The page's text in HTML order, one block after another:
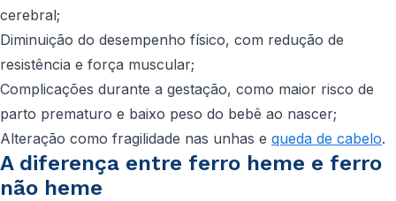
cerebral;
Diminuição do desempenho físico, com redução de
resistência e força muscular;
Complicações durante a gestação, como maior risco de
parto prematuro e baixo peso do bebê ao nascer;
Alteração como fragilidade nas unhas e queda de cabelo.
A diferença entre ferro heme e ferro
não heme